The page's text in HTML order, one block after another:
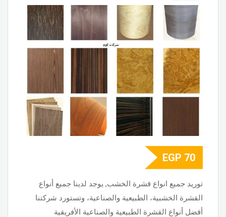
EGP 70
توريد جميع انواع قشرة الخشب, يوجد لدينا جميع أنواع
القشرة الخشبية، الطبيعية والصناعية، وتستورد شركتنا
أفضل أنواع القشرة الطبيعية والصناعية الأفريقية